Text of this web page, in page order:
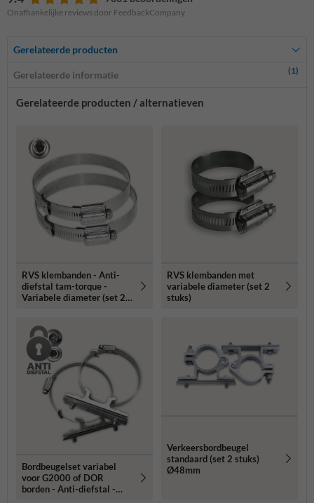
Onafhankelijke reviews door FeedbackCompany
Gerelateerde producten
Gerelateerde informatie (1)
Gerelateerde producten / alternatieven
RVS klembanden - Anti-
diefstal tam-torque -
Variabele diameter (set 2
RVS klembanden met
variabele diameter (set 2
stuks)
Bordbeugelset variabel
voor G2000 of DOR
borden - Anti-diefstal -
Verkeersbordbeugel
standaard (set 2 stuks)
Ø48mm